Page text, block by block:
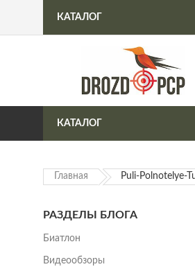
Интернет-магазин
КАТАЛОГ
КАТАЛОГ
Главная Puli-Polnotelye-
РАЗДЕЛЫ БЛОГА
Биатлон
Видеообзоры